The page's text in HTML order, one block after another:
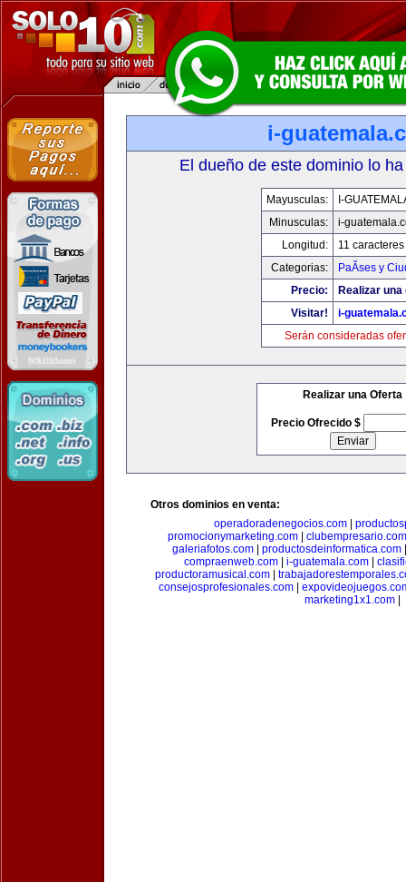
i-
El dueño de este dominio lo
Mayusculas:
I-
Minusculas:
i-
Longitud:
11 caracteres
Categorias:
PaÃ­ses y
Precio:
Realizar
Visitar!
i-
Serán consideradas
Realizar una Oferta
Precio Ofrecido $
Otros dominios en venta:
operadoradenegocios.com|
promocionymarketing.com| clubempresario.com
galeriafotos.com
productosdeinformatica.com
compraenweb.com| i-guatemala.com|
productoramusical.com
consejosprofesionales.com|
marketing1x1.com